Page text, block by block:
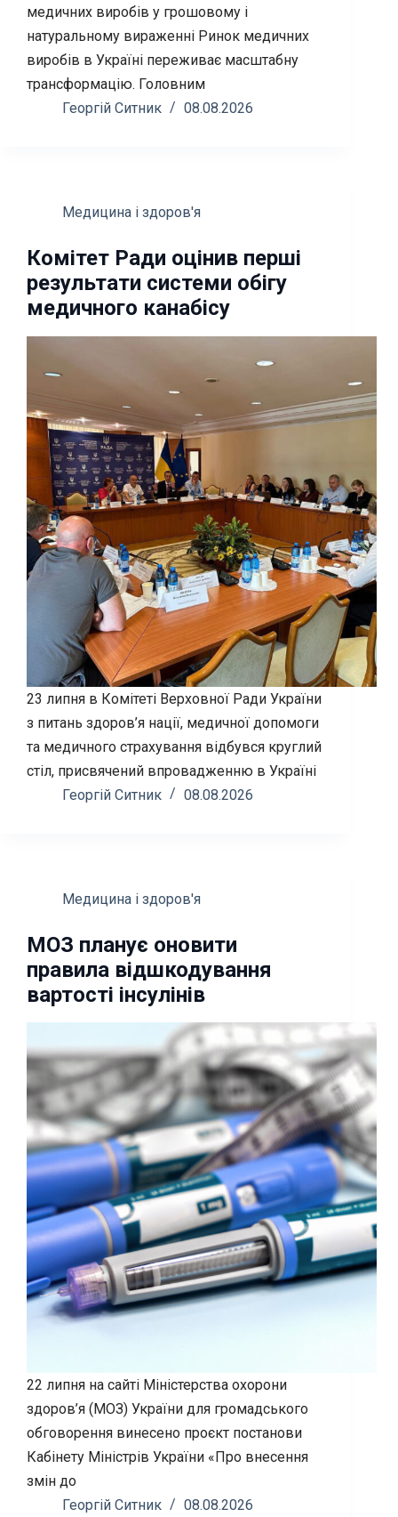
медичних виробів у грошовому і
натуральному вираженні Ринок медичних
виробів в Україні переживає масштабну
трансформацію. Головним
Георгій Ситник
08.08.2026
Медицина і здоров'я
Комітет Ради оцінив перші
результати системи обігу
медичного канабісу
23 липня в Комітеті Верховної Ради України
з питань здоров’я нації, медичної допомоги
та медичного страхування відбувся круглий
стіл, присвячений впровадженню в Україні
Георгій Ситник
08.08.2026
Медицина і здоров'я
МОЗ планує оновити
правила відшкодування
вартості інсулінів
22 липня на сайті Міністерства охорони
здоров’я (МОЗ) України для громадського
обговорення винесено проєкт постанови
Кабінету Міністрів України «Про внесення
змін до
Георгій Ситник
08.08.2026